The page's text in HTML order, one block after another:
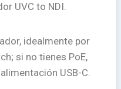
UVC to NDI.
idealmente por
si no tienes PoE,
USB-C.